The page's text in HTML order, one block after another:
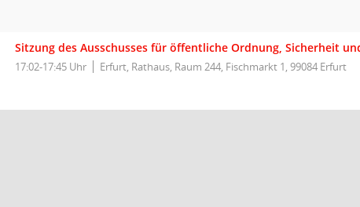
Sitzung des Ausschusses für öffentliche Ordnung, Sicherheit
17:02-17:45 Uhr Erfurt, Rathaus, Raum 244, Fischmarkt 1, 99084 Erfurt